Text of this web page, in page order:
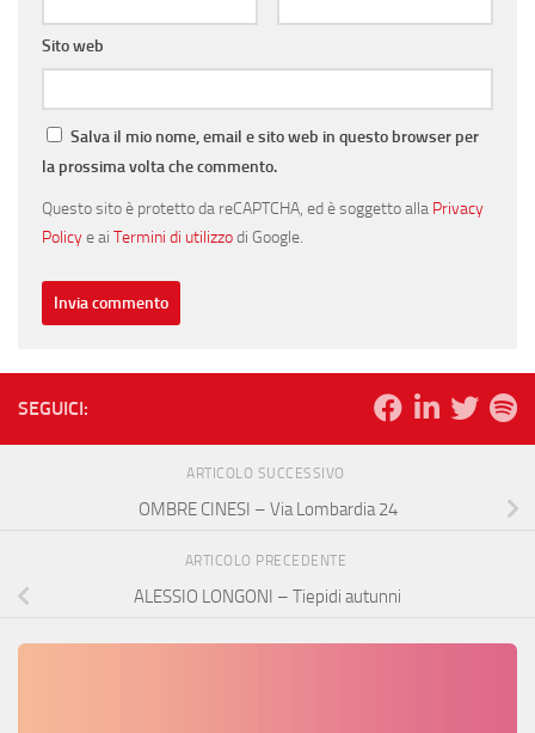
Sito web
Salva il mio nome, email e sito web in questo browser per
la prossima volta che commento.
Questo sito è protetto da reCAPTCHA, ed è soggetto alla Privacy
Policye ai Termini di utilizzodi Google.
SEGUICI:
ARTICOLO SUCCESSIVO
OMBRE CINESI – Via Lombardia 24
ARTICOLO PRECEDENTE
ALESSIO LONGONI – Tiepidi autunni